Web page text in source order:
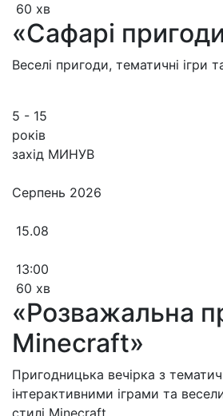
60 хв
«Сафарі
Веселі пригоди, тематичні ігри
5 - 15
років
захід МИНУВ
Серпень 2026
15.08
13:00
60 хв
«Розважальна
Minecraft»
Пригодницька вечірка з
інтерактивними іграми та